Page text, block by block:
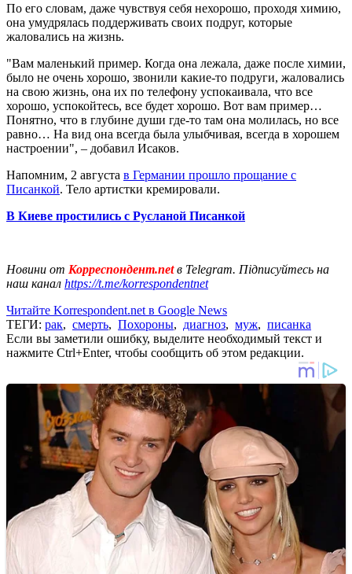
По его словам, даже чувствуя себя нехорошо, проходя химию,
она умудрялась поддерживать своих подруг, которые
жаловались на жизнь.
"Вам маленький пример. Когда она лежала, даже после химии,
было не очень хорошо, звонили какие-то подруги, жаловались
на свою жизнь, она их по телефону успокаивала, что все
хорошо, успокойтесь, все будет хорошо. Вот вам пример…
Понятно, что в глубине души где-то там она молилась, но все
равно… На вид она всегда была улыбчивая, всегда в хорошем
настроении", – добавил Исаков.
Напомним, 2 августа в Германии прошло прощание с
Писанкой. Тело артистки кремировали.
В Киеве простились с Русланой Писанкой
Новини от Корреспондент.netв Telegram. Підписуйтесь на
наш канал https://t.me/korrespondentnet
Читайте Korrespondent.net в Google News
ТЕГИ: рак, смерть, Похороны, диагноз, муж, писанка
Если вы заметили ошибку, выделите необходимый текст и
нажмите Ctrl+Enter, чтобы сообщить об этом редакции.